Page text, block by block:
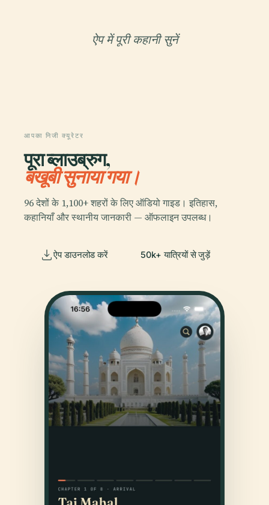
ऐप में पूरी कहानी सुनें
आपका निजी क्यूरेटर
पूरा ब्लाउब्रुग,
बखूबी सुनाया गया।
96 देशों के 1,100+ शहरों के लिए ऑडियो गाइड। इतिहास,
कहानियाँ और स्थानीय जानकारी — ऑफलाइन उपलब्ध।
ऐप डाउनलोड करें 50k+ यात्रियों से जुड़ें